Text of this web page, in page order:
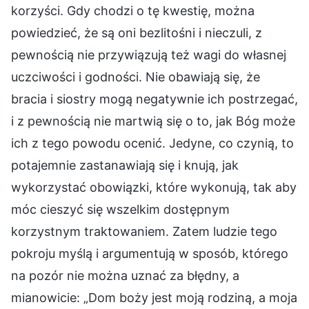
korzyści. Gdy chodzi o tę kwestię, można
powiedzieć, że są oni bezlitośni i nieczuli, z
pewnością nie przywiązują też wagi do własnej
uczciwości i godności. Nie obawiają się, że
bracia i siostry mogą negatywnie ich postrzegać,
i z pewnością nie martwią się o to, jak Bóg może
ich z tego powodu ocenić. Jedyne, co czynią, to
potajemnie zastanawiają się i knują, jak
wykorzystać obowiązki, które wykonują, tak aby
móc cieszyć się wszelkim dostępnym
korzystnym traktowaniem. Zatem ludzie tego
pokroju myślą i argumentują w sposób, którego
na pozór nie można uznać za błędny, a
mianowicie: „Dom boży jest moją rodziną, a moja